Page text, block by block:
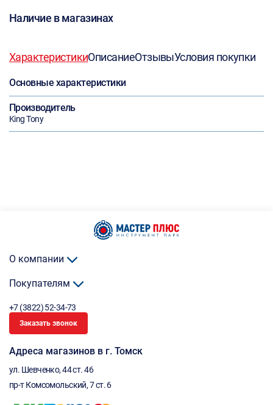
Наличие в магазинах
ХарактеристикиОписаниеОтзывыУсловия покупки
Основные характеристики
Производитель
King Tony
О компании
Покупателям
+7 (3822) 52-34-73
Заказать звонок
Адреса магазинов в г. Томск
ул. Шевченко, 44 ст. 46
пр-т Комсомольский, 7 ст. 6